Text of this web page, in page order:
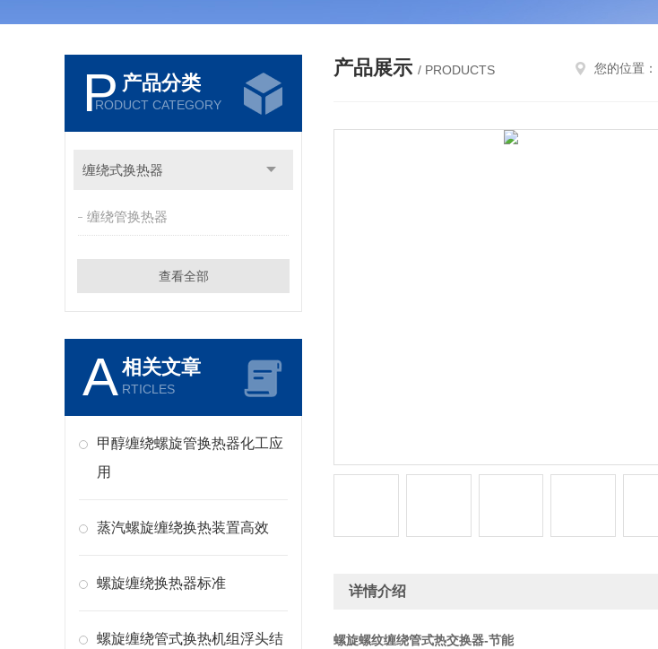
P 产品分类
RODUCT CATEGORY
缠绕式换热器
缠绕管换热器
查看全部
A相关文章
RTICLES
甲醇缠绕螺旋管换热器化工应
用
蒸汽螺旋缠绕换热装置高效
螺旋缠绕换热器标准
螺旋缠绕管式换热机组浮头结
产品展示 / PRODUCTS 您的位置：
详情介绍
螺旋螺纹缠绕管式热交换器-节能